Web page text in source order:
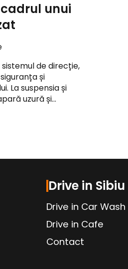
unui
de direcție,
și
La suspensia și
uzură și…
Drive in Sibiu
Drive in Car Wash
Drive in Cafe
Contact